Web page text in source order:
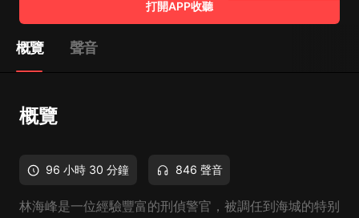
打開APP收聽
概覽 聲音
概覽
96 小時 30 分鐘 846 聲音
林海峰是一位經驗豐富的刑偵警官，被調任到海城的特别